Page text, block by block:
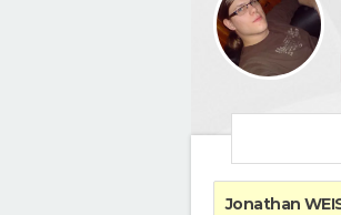
Jonathan